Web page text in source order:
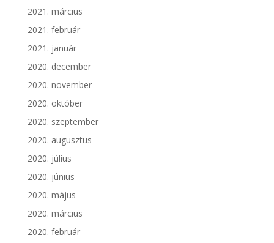
2021. március
2021. február
2021. január
2020. december
2020. november
2020. október
2020. szeptember
2020. augusztus
2020. július
2020. június
2020. május
2020. március
2020. február